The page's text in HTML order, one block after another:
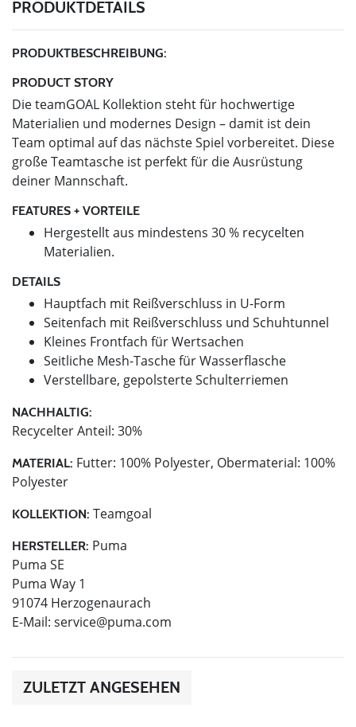
PRODUKTDETAILS
PRODUKTBESCHREIBUNG:
PRODUCT STORY
Die teamGOAL Kollektion steht für hochwertige
Materialien und modernes Design – damit ist dein
Team optimal auf das nächste Spiel vorbereitet. Diese
große Teamtasche ist perfekt für die Ausrüstung
deiner Mannschaft.
FEATURES + VORTEILE
Hergestellt aus mindestens 30 % recycelten
Materialien.
DETAILS
Hauptfach mit Reißverschluss in U-Form
Seitenfach mit Reißverschluss und Schuhtunnel
Kleines Frontfach für Wertsachen
Seitliche Mesh-Tasche für Wasserflasche
Verstellbare, gepolsterte Schulterriemen
NACHHALTIG:
Recycelter Anteil: 30%
MATERIAL: Futter: 100% Polyester, Obermaterial: 100%
Polyester
KOLLEKTION: Teamgoal
HERSTELLER: Puma
Puma SE
Puma Way 1
91074 Herzogenaurach
E-Mail: service@puma.com
ZULETZT ANGESEHEN